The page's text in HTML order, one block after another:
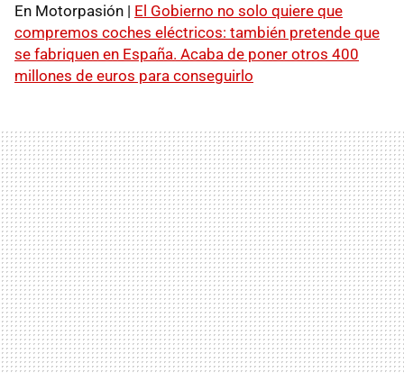
En Motorpasión | El Gobierno no solo quiere que
compremos coches eléctricos: también pretende que
se fabriquen en España. Acaba de poner otros 400
millones de euros para conseguirlo